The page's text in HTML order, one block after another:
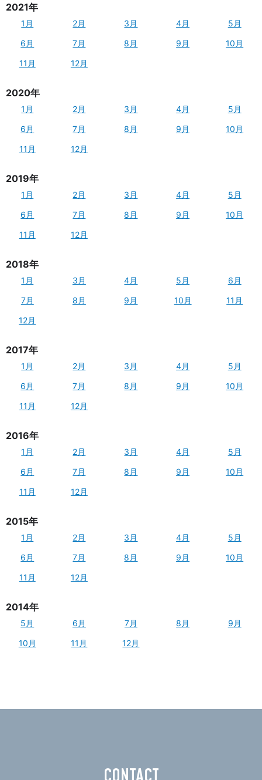
2021年
1月 2月 3月 4月
5月
6月
7月 8月 9月
10月
11月
12月
2020年
1月 2月 3月 4月
5月
6月
7月 8月 9月
10月
11月
12月
2019年
1月 2月 3月 4月
5月
6月
7月 8月 9月
10月
11月
12月
2018年
1月 3月 4月 5月
6月
7月
8月 9月 10月
11月
12月
2017年
1月 2月 3月 4月
5月
6月
7月 8月 9月
10月
11月
12月
2016年
1月 2月 3月 4月
5月
6月
7月 8月 9月
10月
11月
12月
2015年
1月 2月 3月 4月
5月
6月
7月 8月 9月
10月
11月
12月
2014年
5月 6月 7月 8月
9月
10月
11月 12月